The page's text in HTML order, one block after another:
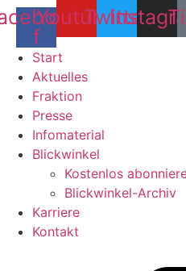
f
YoutubeTwitter
Start
Aktuelles
Fraktion
Presse
Infomaterial
Blickwinkel
Kostenlos
Blickwinkel-Archiv
Karriere
Kontakt